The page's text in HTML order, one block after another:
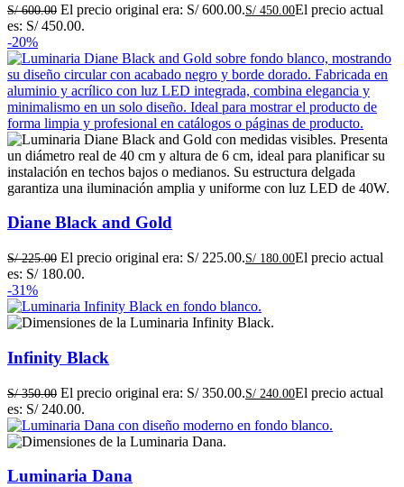
S/600.00 El precio original era: S/ 600.00.S/ 450.00El precio actual
es: S/ 450.00.
-20%
Diane Black and Gold
S/225.00 El precio original era: S/ 225.00.S/ 180.00El precio actual
es: S/ 180.00.
-31%
Infinity Black
S/350.00 El precio original era: S/ 350.00.S/ 240.00El precio actual
es: S/ 240.00.
Luminaria Dana